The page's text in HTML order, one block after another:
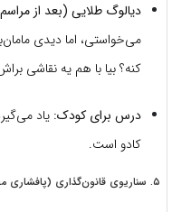
دیالوگ طلایی (بعد از
می‌خواستی، اما دیدی
کنه؟ بیا با هم یه نقاشی
درس برای کودک: یاد
کادو است.
۵. سناریوی قانون‌گذاری (پافشاری محترمانه بر نه)